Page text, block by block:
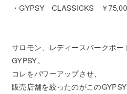
・GYPSY CLASSICKS ￥
サロモン、レディースパークボー
GYPSY。
コレをパワーアップさせ、
販売店舗を絞ったのがこの